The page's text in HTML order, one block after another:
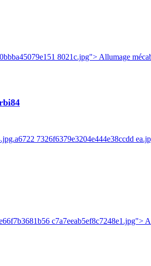
8021c.jpg"> Allumage
7326f6379e3204e444e38ccdd
c7a7eeab5ef8c7248e1.jpg">